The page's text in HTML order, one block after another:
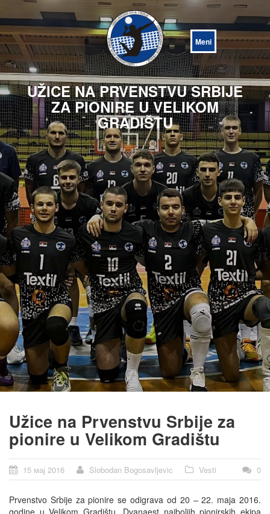
Open
Menu
UŽICE NA PRVENSTVU SRBIJE
ZA PIONIRE U VELIKOM
GRADIŠTU
Užice na Prvenstvu Srbije za
pionire u Velikom Gradištu
15 мај 2016 Slobodan Bogosavljevic Vesti 0
Prvenstvo Srbije za pionire se odigrava od 20 – 22. maja 2016.
godine u Velikom Gradištu. Dvanaest najboljih pionirskih ekipa